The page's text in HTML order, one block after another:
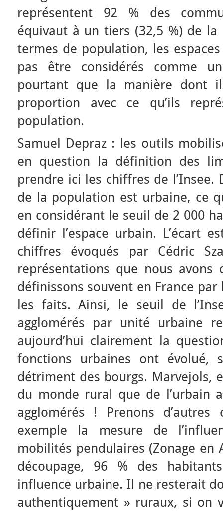
représentent 92 % des
équivaut à un tiers (32,5 %) de la
termes de population, les
pas être considérés comme
pourtant que la manière dont
proportion avec ce qu’ils
population.
Samuel Depraz : les outils
en question la définition des
prendre ici les chiffres de l’Insee.
de la population est urbaine, ce
en considérant le seuil de 2 000
définir l’espace urbain. L’écart
chiffres évoqués par Cédric
représentations que nous
définissons souvent en France
les faits. Ainsi, le seuil de
agglomérés par unité urbaine
aujourd’hui clairement la
fonctions urbaines ont évolué,
détriment des bourgs. Marvejols,
du monde rural que de l’urbain
agglomérés ! Prenons
exemple la mesure de
mobilités pendulaires (Zonage en
découpage, 96 % des
influence urbaine. Il ne resterait
authentiquement » ruraux, si on